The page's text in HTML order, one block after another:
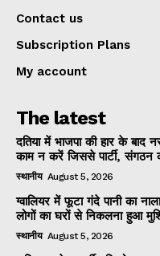
Contact us
Subscription Plans
My account
The latest
दतिया में भाजपा की हार के बाद
काम न करें जिससे पार्टी, संगठन
स्थानीय August 5, 2026
ग्वालियर में फूटा गंदे पानी का
लोगों का घरों से निकलना हुआ
स्थानीय August 5, 2026